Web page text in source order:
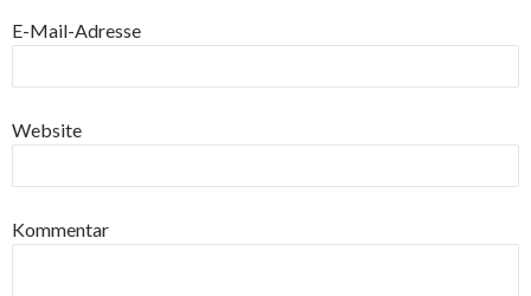
E-Mail-Adresse
Website
Kommentar